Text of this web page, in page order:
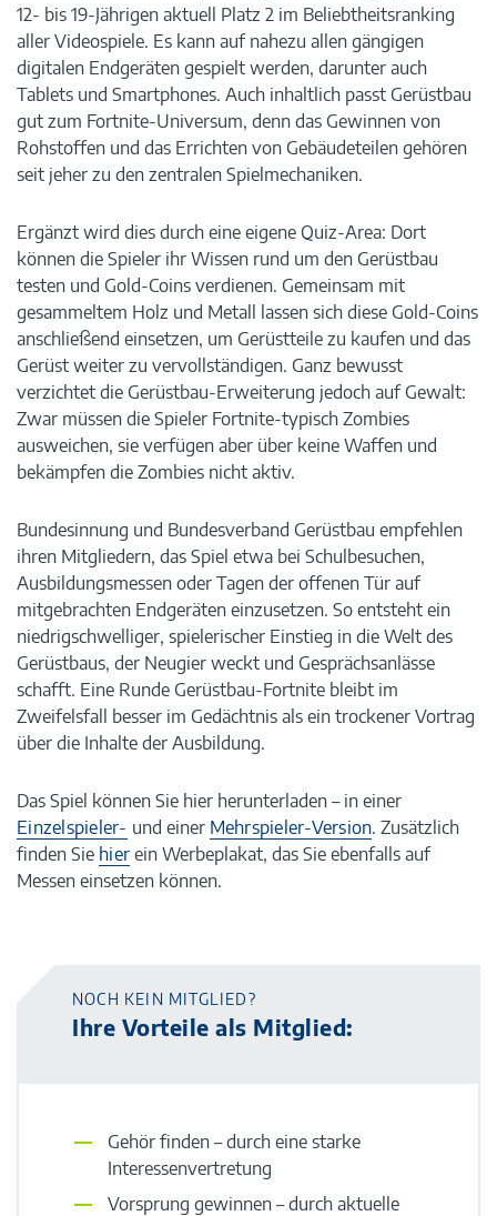
12- bis 19-Jährigen aktuell Platz 2 im Beliebtheitsranking
aller Videospiele. Es kann auf nahezu allen gängigen
digitalen Endgeräten gespielt werden, darunter auch
Tablets und Smartphones. Auch inhaltlich passt Gerüstbau
gut zum Fortnite-Universum, denn das Gewinnen von
Rohstoffen und das Errichten von Gebäudeteilen gehören
seit jeher zu den zentralen Spielmechaniken.
Ergänzt wird dies durch eine eigene Quiz-Area: Dort
können die Spieler ihr Wissen rund um den Gerüstbau
testen und Gold-Coins verdienen. Gemeinsam mit
gesammeltem Holz und Metall lassen sich diese Gold-Coins
anschließend einsetzen, um Gerüstteile zu kaufen und das
Gerüst weiter zu vervollständigen. Ganz bewusst
verzichtet die Gerüstbau-Erweiterung jedoch auf Gewalt:
Zwar müssen die Spieler Fortnite-typisch Zombies
ausweichen, sie verfügen aber über keine Waffen und
bekämpfen die Zombies nicht aktiv.
Bundesinnung und Bundesverband Gerüstbau empfehlen
ihren Mitgliedern, das Spiel etwa bei Schulbesuchen,
Ausbildungsmessen oder Tagen der offenen Tür auf
mitgebrachten Endgeräten einzusetzen. So entsteht ein
niedrigschwelliger, spielerischer Einstieg in die Welt des
Gerüstbaus, der Neugier weckt und Gesprächsanlässe
schafft. Eine Runde Gerüstbau-Fortnite bleibt im
Zweifelsfall besser im Gedächtnis als ein trockener Vortrag
über die Inhalte der Ausbildung.
Das Spiel können Sie hier herunterladen – in einer
Einzelspieler- und einer Mehrspieler-Version. Zusätzlich
finden Sie hierein Werbeplakat, das Sie ebenfalls auf
Messen einsetzen können.
NOCH KEIN MITGLIED?
Ihre Vorteile als Mitglied:
Gehör finden – durch eine starke
Interessenvertretung
Vorsprung gewinnen – durch aktuelle